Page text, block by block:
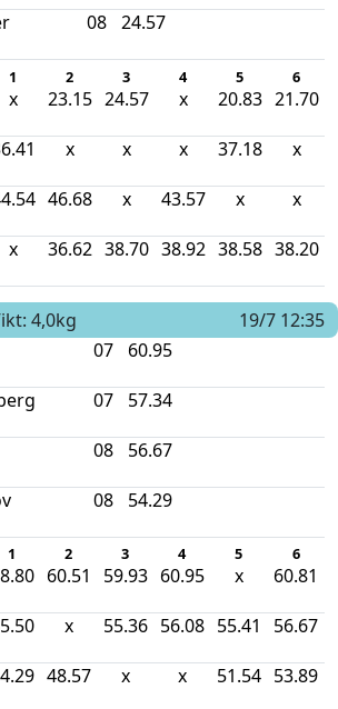
08 24.57
1 2 3 4 5 6
x 23.15 24.57 x 20.83 21.70
x x x 37.18 x
46.68 x 43.57 x x
x 36.62 38.70 38.92 38.58 38.20
4,0kg
19/7 12:35
07 60.95
07 57.34
08 56.67
08 54.29
1 2 3 4 5 6
60.51 59.93 60.95 x 60.81
x 55.36 56.08 55.41 56.67
48.57 x x 51.54 53.89